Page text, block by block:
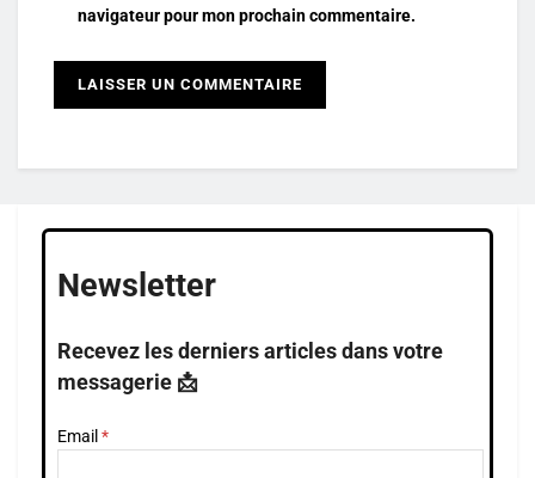
navigateur pour mon prochain commentaire.
Newsletter
Recevez les derniers articles dans votre
messagerie 📩
Email